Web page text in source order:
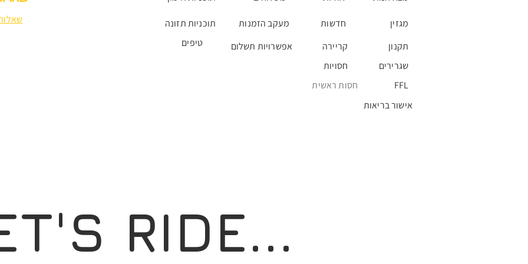
תוכניות תזונה
טיפים
מעקב הזמנות חדשות
מגזין
אפשרויות תשלום
קריירה
תקנון
חסויות
שגרירים
חסות ראשית
FFL
אישור בריאות
RIDE...